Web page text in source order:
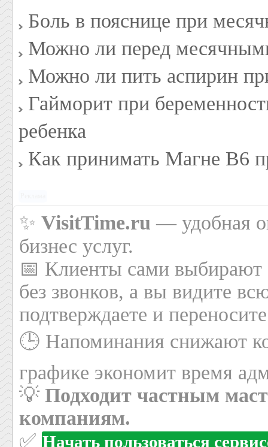
Боль в пояснице при
Можно ли перед
Можно ли пить аспирин
Гайморит при
ребенка
Как принимать Магне В6
✨ VisitTime.ru — удобная
бизнес услуг.
📅 Клиенты сами выбирают
без звонков, а вы видите
подтверждаете и
🕒 Напоминания снижают
графике экономит время
💡 Подходит частным
компаниям.
✅ Начать пользоваться